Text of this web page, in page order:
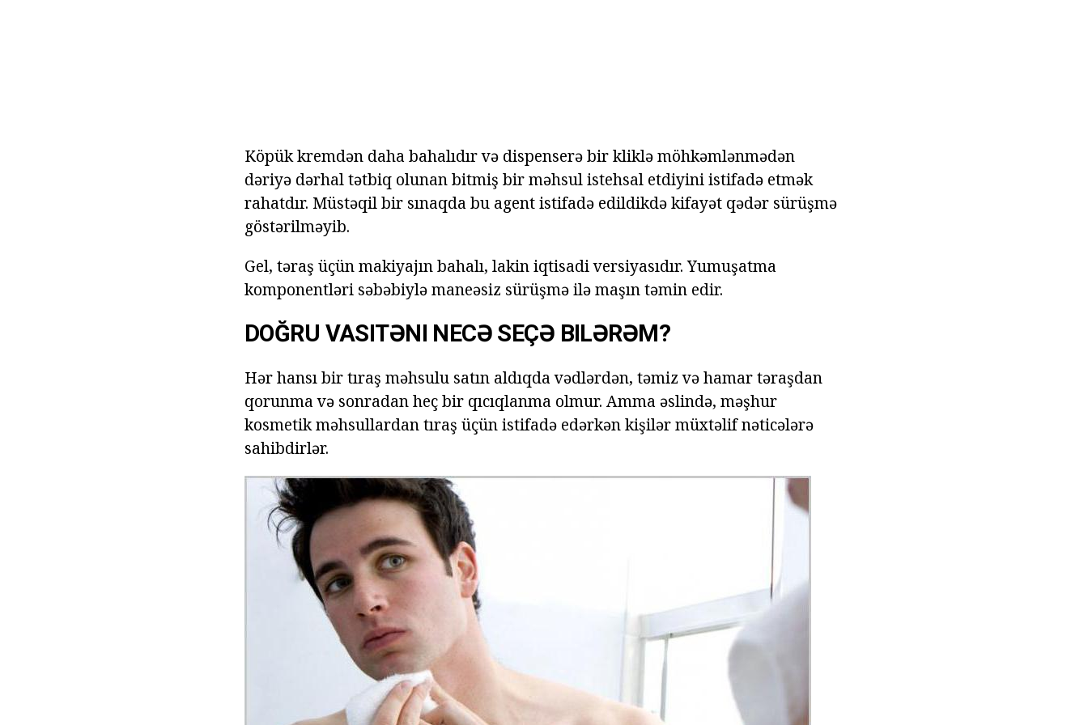
Köpük kremdən daha bahalıdır və dispenserə bir kliklə möhkəmlənmədən
dəriyə dərhal tətbiq olunan bitmiş bir məhsul istehsal etdiyini istifadə etmək
rahatdır. Müstəqil bir sınaqda bu agent istifadə edildikdə kifayət qədər sürüşmə
göstərilməyib.
Gel, təraş üçün makiyajın bahalı, lakin iqtisadi versiyasıdır. Yumuşatma
komponentləri səbəbiylə maneəsiz sürüşmə ilə maşın təmin edir.
DOĞRU VASITƏNI NECƏ SEÇƏ BILƏRƏM?
Hər hansı bir tıraş məhsulu satın aldıqda vədlərdən, təmiz və hamar təraşdan
qorunma və sonradan heç bir qıcıqlanma olmur. Amma əslində, məşhur
kosmetik məhsullardan tıraş üçün istifadə edərkən kişilər müxtəlif nəticələrə
sahibdirlər.